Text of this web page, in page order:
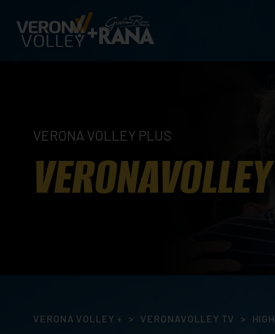
VERONA VOLLEY PLUS
VERONAVOLLEY
VERONA VOLLEY + > VERONAVOLLEY TV >